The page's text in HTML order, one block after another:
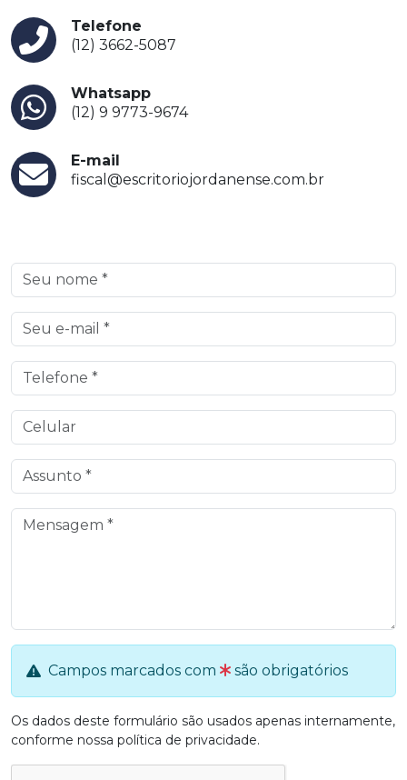
Telefone
(12) 3662-5087
Whatsapp
(12) 9 9773-9674
E-mail
fiscal@escritoriojordanense.com.br
Campos marcados com são obrigatórios
Os dados deste formulário são usados apenas internamente,
conforme nossa política de privacidade.